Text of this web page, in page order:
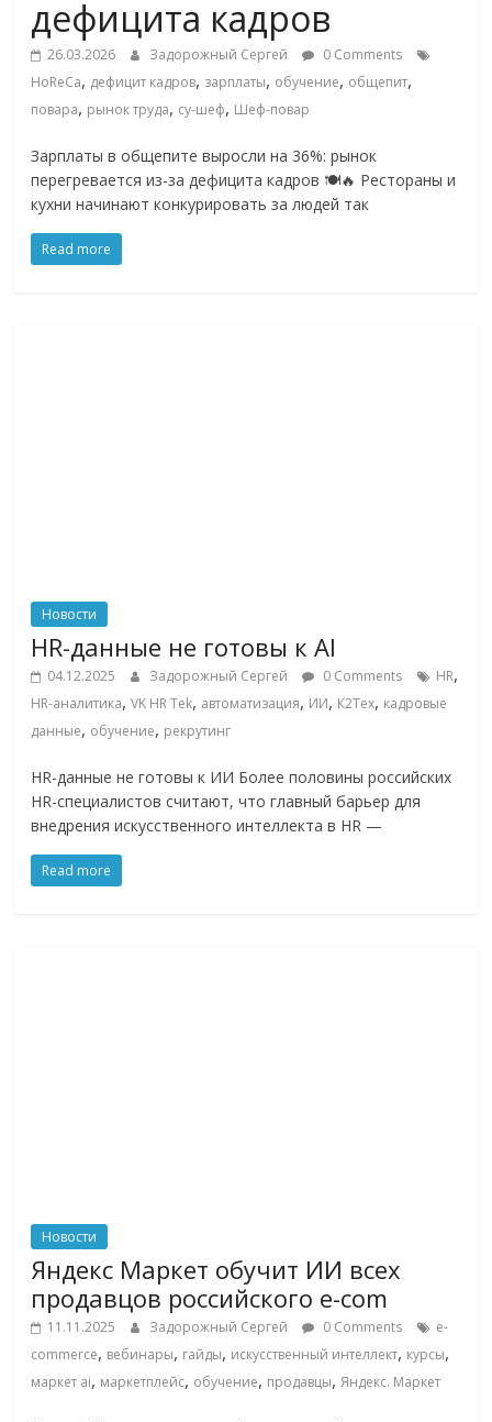
ритейле,
логистике,
технологиях,
соцсетях
важно,
как
знать
как
Сеть
жизнь
людей
обсудить
эти
дефицита кадров
26.03.2026 Задорожный Сергей
0 Comments
HoReCa, дефицит кадров, зарплаты, обучение, общепит,
повара, рынок труда, су-шеф, Шеф-повар
Зарплаты в общепите выросли на 36%: рынок
перегревается из-за дефицита кадров 🍽️🔥 Рестораны и
кухни начинают конкурировать за людей так
Read more
Новости
HR-данные не готовы к AI
04.12.2025 Задорожный Сергей 0 Comments HR,
HR-аналитика,VK HR Tek, автоматизация, ИИ, К2Тех, кадровые
данные, обучение, рекрутинг
HR-данные не готовы к ИИ Более половины российских
HR-специалистов считают, что главный барьер для
внедрения искусственного интеллекта в HR —
Read more
Новости
Яндекс Маркет обучит ИИ всех
продавцов российского e-com
11.11.2025 Задорожный Сергей 0 Comments
e-
commerce, вебинары, гайды, искусственный интеллект, курсы,
маркет ai, маркетплейс, обучение, продавцы,Яндекс. Маркет